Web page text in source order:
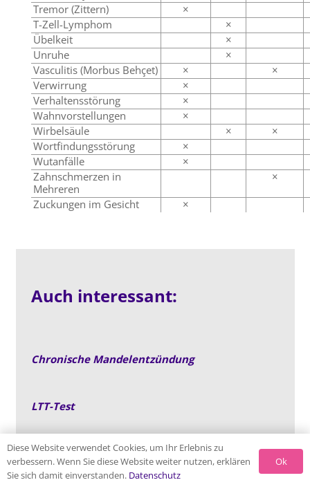
Tremor (Zittern)
×
T-Zell-Lymphom
×
Übelkeit
×
Unruhe
×
Vasculitis (Morbus Behçet)
×
×
Verwirrung
×
Verhaltensstörung
×
Wahnvorstellungen
×
Wirbelsäule
×
×
Wortfindungsstörung
×
Wutanfälle
×
Zahnschmerzen in
Mehreren
×
Zuckungen im Gesicht
×
Auch interessant:
Chronische Mandelentzündung
LTT-Test
HHV-6-Virus
Diese Website verwendet Cookies, um Ihr Erlebnis zu
verbessern. Wenn Sie diese Website weiter nutzen, erklären
Sie sich damit einverstanden. Datenschutz
Ok